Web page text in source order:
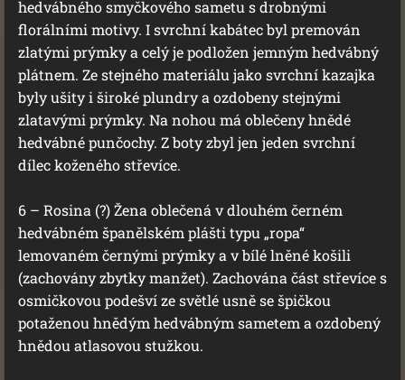
hedvábného smyčkového sametu s drobnými
florálními motivy. I svrchní kabátec byl premován
zlatými prýmky a celý je podložen jemným hedvábný
plátnem. Ze stejného materiálu jako svrchní kazajka
byly ušity i široké plundry a ozdobeny stejnými
zlatavými prýmky. Na nohou má oblečeny hnědé
hedvábné punčochy. Z boty zbyl jen jeden svrchní
dílec koženého střevíce.
6 – Rosina (?) Žena oblečená v dlouhém černém
hedvábném španělském plášti typu „ropa“
lemovaném černými prýmky a v bílé lněné košili
(zachovány zbytky manžet). Zachována část střevíce s
osmičkovou podešví ze světlé usně se špičkou
potaženou hnědým hedvábným sametem a ozdobený
hnědou atlasovou stužkou.